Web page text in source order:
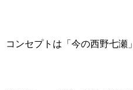
コンセプトは「今の西野七瀬」